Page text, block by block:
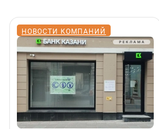
НОВОСТИ КОМПАНИЙ